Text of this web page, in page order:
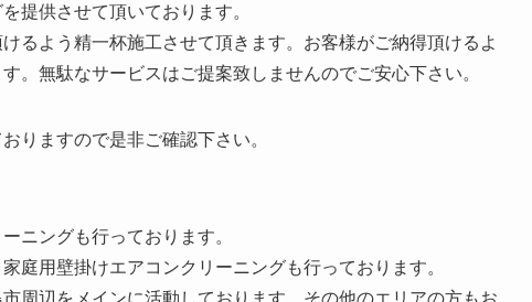
提供させて頂いております。
るよう精一杯施工させて頂きます。お客様がご納得頂けるよ
。無駄なサービスはご提案致しませんのでご安心下さい。
りますので是非ご確認下さい。
ニングも行っております。
庭用壁掛けエアコンクリーニングも行っております。
周辺をメインに活動しております。その他のエリアの方もお